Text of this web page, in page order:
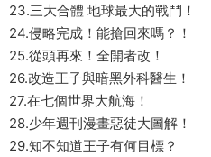
23.三大合體 地球最大的戰鬥！
24.侵略完成！能搶回來嗎？！
25.從頭再來！全開者改！
26.改造王子與暗黑外科醫生！
27.在七個世界大航海！
28.少年週刊漫畫惡徒大圖解！
29.知不知道王子有何目標？